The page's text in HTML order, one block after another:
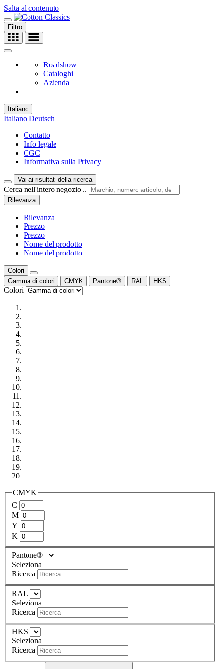
Salta al contenuto
Filtro
Roadshow
Cataloghi
Azienda
Italiano
Italiano Deutsch
Contatto
Info legale
CGC
Informativa sulla Privacy
Vai ai risultati della ricerca
Cerca nell'intero negozio...
Rilevanza
Rilevanza
Prezzo
Prezzo
Nome del prodotto
Nome del prodotto
Colori
Gamma di colori
CMYK Pantone® RAL HKS
Colori
CMYK
C
M
Y
K
Pantone®
Seleziona
Ricerca
RAL
Seleziona
Ricerca
HKS
Seleziona
Ricerca